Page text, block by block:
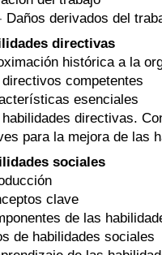
Daños derivados del
directivas
histórica a la
directivos competentes
esenciales
habilidades directivas.
para la mejora de las
sociales
clave
de las
de habilidades sociales